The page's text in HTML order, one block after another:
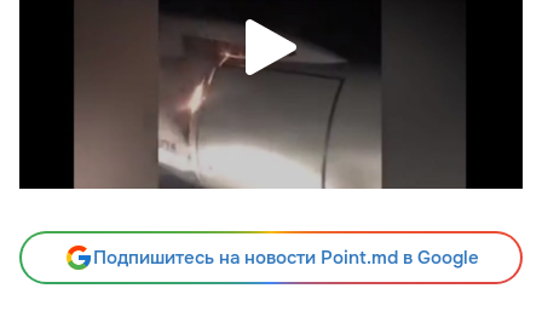
Подпишитесь на новости Point.md в Google